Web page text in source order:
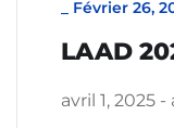
Février 26,
LAAD
avril 1, 2025